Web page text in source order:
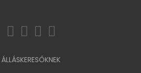
ÁLLÁSKERESŐKNEK